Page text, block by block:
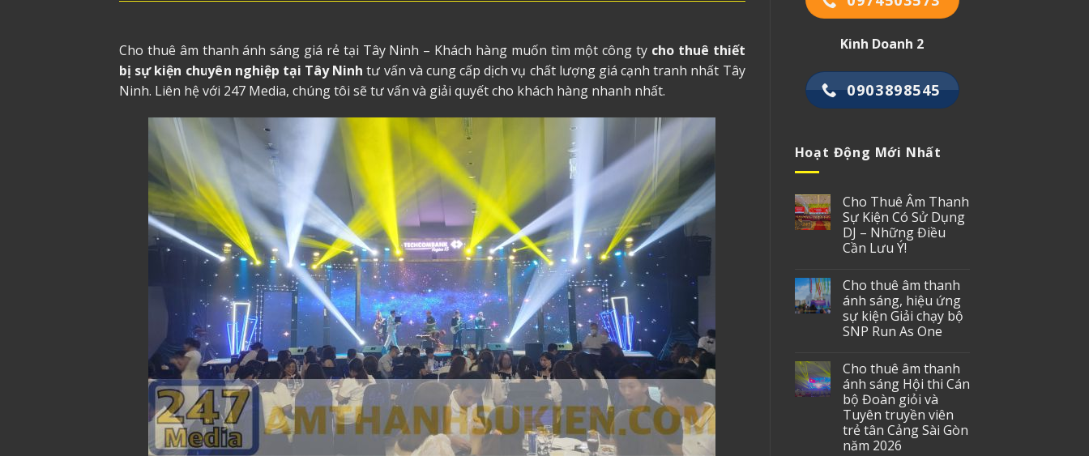
Cho thuê âm thanh ánh sáng giá rẻ tại Tây Ninh – Khách hàng muốn tìm một công ty cho thuê thiết
bị sự kiện chuyên nghiệp tại Tây Ninh tư vấn và cung cấp dịch vụ chất lượng giá cạnh tranh nhất Tây
Ninh. Liên hệ với 247 Media, chúng tôi sẽ tư vấn và giải quyết cho khách hàng nhanh nhất.
Kinh Doanh 2
0903898545
Hoạt Động Mới Nhất
Cho Thuê Âm Thanh
Sự Kiện Có Sử Dụng
DJ – Những Điều
Cần Lưu Ý!
Cho thuê âm thanh
ánh sáng, hiệu ứng
sự kiện Giải chạy bộ
SNP Run As One
Cho thuê âm thanh
ánh sáng Hội thi Cán
bộ Đoàn giỏi và
Tuyên truyền viên
trẻ tân Cảng Sài Gòn
năm 2026